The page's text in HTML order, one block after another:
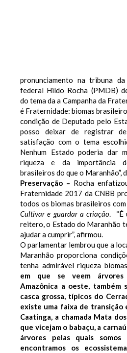
pronunciamento na tribuna
federal Hildo Rocha (PMDB)
do tema da a Campanha da
é Fraternidade: biomas
condição de Deputado pelo
posso deixar de registrar
satisfação com o tema
Nenhum Estado poderia dar
riqueza e da importância
brasileiros do que o Maranhão”,
Preservação – Rocha
Fraternidade 2017 da CNBB
todos os biomas brasileiros
Cultivar e guardar a criação. “É
reitero, o Estado do Maranhão
ajudar a cumprir”, afirmou.
O parlamentar lembrou que a
Maranhão proporciona
tenha admirável riqueza
em que se veem
Amazônica a oeste, também
casca grossa, típicos do
existe uma faixa de transição
Caatinga, a chamada Mata
que vicejam o babaçu, a
árvores pelas quais
encontramos os